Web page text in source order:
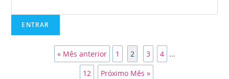
« Mês anterior 1 2 3 4
...
12
Próximo Mês »